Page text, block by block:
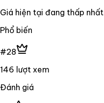
Giá hiện tại đang thấp nhất
Phổ biến
#28
146 lượt xem
Đánh giá